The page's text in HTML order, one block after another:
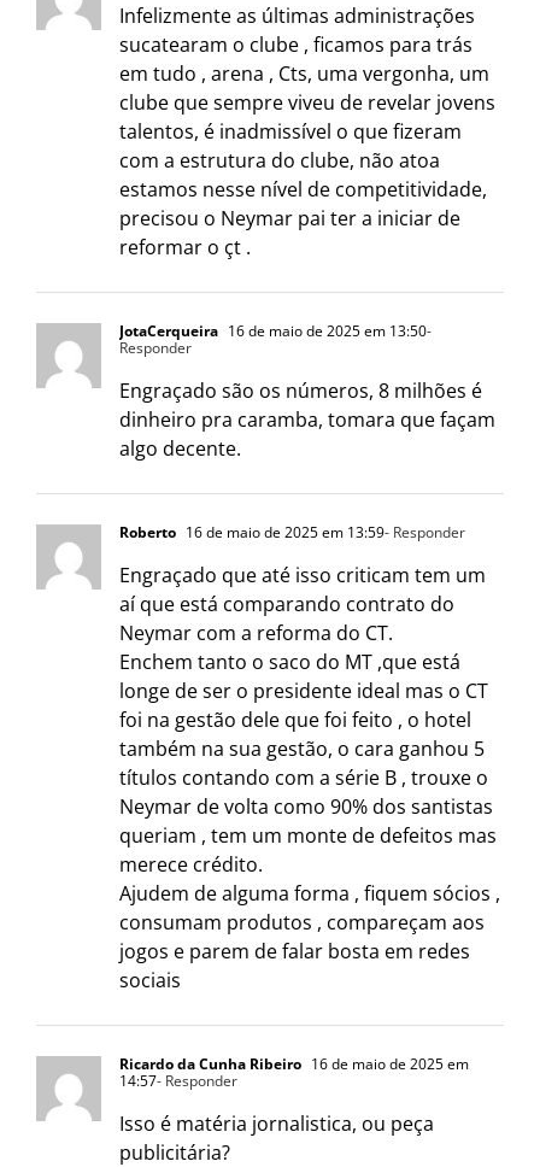
Infelizmente as últimas administrações
sucatearam o clube , ficamos para trás
em tudo , arena , Cts, uma vergonha, um
clube que sempre viveu de revelar jovens
talentos, é inadmissível o que fizeram
com a estrutura do clube, não atoa
estamos nesse nível de competitividade,
precisou o Neymar pai ter a iniciar de
reformar o çt .
JotaCerqueira 16 de maio de 2025 em 13:50-
Responder
Engraçado são os números, 8 milhões é
dinheiro pra caramba, tomara que façam
algo decente.
Roberto 16 de maio de 2025 em 13:59- Responder
Engraçado que até isso criticam tem um
aí que está comparando contrato do
Neymar com a reforma do CT.
Enchem tanto o saco do MT ,que está
longe de ser o presidente ideal mas o CT
foi na gestão dele que foi feito , o hotel
também na sua gestão, o cara ganhou 5
títulos contando com a série B , trouxe o
Neymar de volta como 90% dos santistas
queriam , tem um monte de defeitos mas
merece crédito.
Ajudem de alguma forma , fiquem sócios ,
consumam produtos , compareçam aos
jogos e parem de falar bosta em redes
sociais
Ricardo da Cunha Ribeiro 16 de maio de 2025 em
14:57- Responder
Isso é matéria jornalistica, ou peça
publicitária?